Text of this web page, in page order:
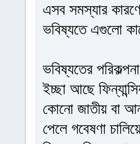
এসব সমস্যার
ভবিষ্যতে এগুলো
ভবিষ্যতের
ইচ্ছা আছে
কোনো জাতীয় বা
পেলে গবেষণা